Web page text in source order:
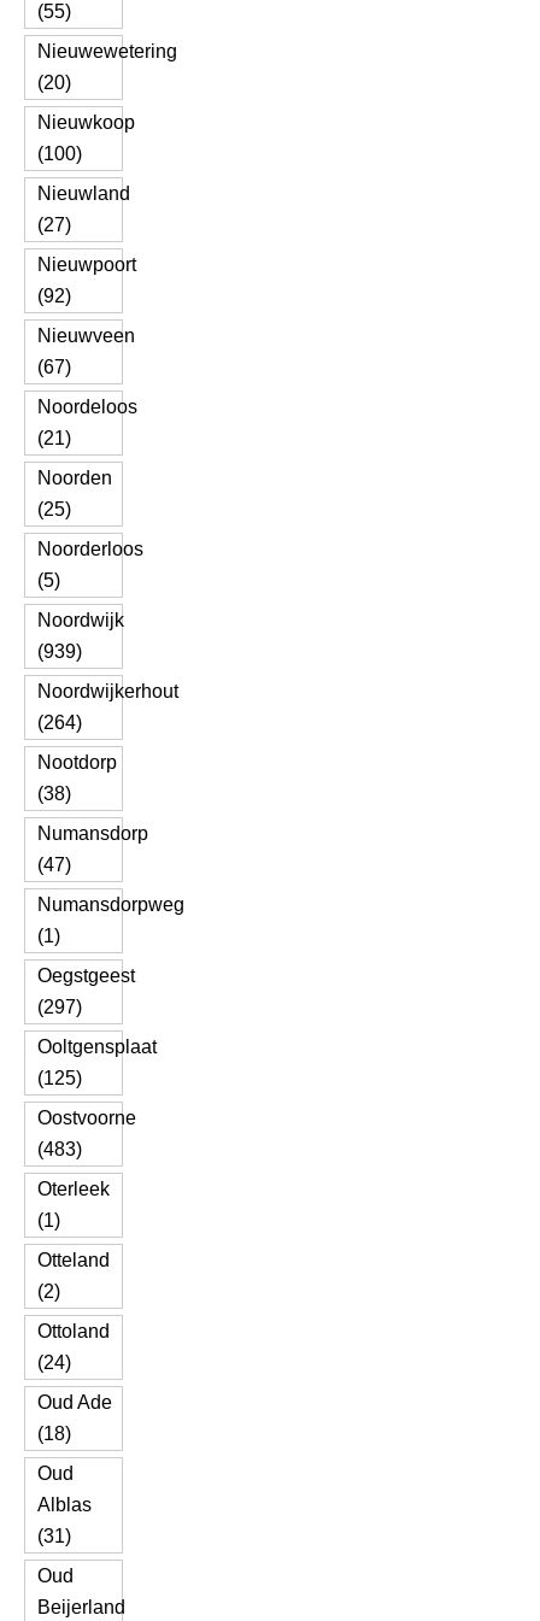
(55)
Nieuwewetering
(20)
Nieuwkoop
(100)
Nieuwland
(27)
Nieuwpoort
(92)
Nieuwveen
(67)
Noordeloos
(21)
Noorden
(25)
Noorderloos
(5)
Noordwijk
(939)
Noordwijkerhout
(264)
Nootdorp
(38)
Numansdorp
(47)
Numansdorpweg
(1)
Oegstgeest
(297)
Ooltgensplaat
(125)
Oostvoorne
(483)
Oterleek
(1)
Otteland
(2)
Ottoland
(24)
Oud Ade
(18)
Oud
Alblas
(31)
Oud
Beijerland